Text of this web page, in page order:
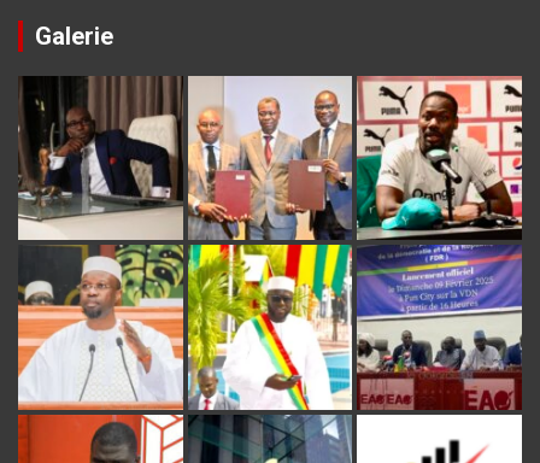
Galerie